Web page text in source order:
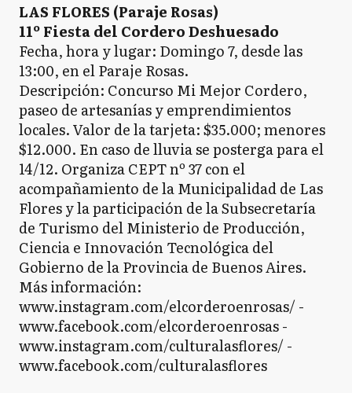
LAS FLORES (Paraje Rosas)
11º Fiesta del Cordero Deshuesado
Fecha, hora y lugar: Domingo 7, desde las
13:00, en el Paraje Rosas.
Descripción: Concurso Mi Mejor Cordero,
paseo de artesanías y emprendimientos
locales. Valor de la tarjeta: $35.000; menores
$12.000. En caso de lluvia se posterga para el
14/12. Organiza CEPT nº 37 con el
acompañamiento de la Municipalidad de Las
Flores y la participación de la Subsecretaría
de Turismo del Ministerio de Producción,
Ciencia e Innovación Tecnológica del
Gobierno de la Provincia de Buenos Aires.
Más información:
www.instagram.com/elcorderoenrosas/ -
www.facebook.com/elcorderoenrosas -
www.instagram.com/culturalasflores/ -
www.facebook.com/culturalasflores